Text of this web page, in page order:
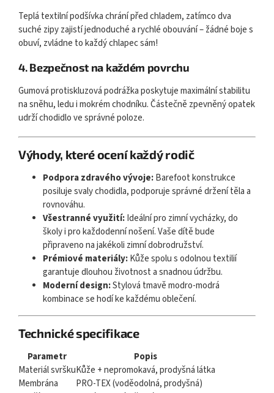
Teplá textilní podšívka chrání před chladem, zatímco dva
suché zipy zajistí jednoduché a rychlé obouvání – žádné boje s
obuví, zvládne to každý chlapec sám!
4. Bezpečnost na každém povrchu
Gumová protiskluzová podrážka poskytuje maximální stabilitu
na sněhu, ledu i mokrém chodníku. Částečně zpevněný opatek
udrží chodidlo ve správné poloze.
Výhody, které ocení každý rodič
Podpora zdravého vývoje:Barefoot konstrukce
posiluje svaly chodidla, podporuje správné držení těla a
rovnováhu.
Všestranné využití:Ideální pro zimní vycházky, do
školy i pro každodenní nošení. Vaše dítě bude
připraveno na jakékoli zimní dobrodružství.
Prémiové materiály:Kůže spolu s odolnou textilií
garantuje dlouhou životnost a snadnou údržbu.
Moderní design:Stylová tmavě modro-modrá
kombinace se hodí ke každému oblečení.
Technické specifikace
Parametr
Popis
Materiál svrškuKůže + nepromokavá, prodyšná látka
Membrána
PRO-TEX (voděodolná, prodyšná)